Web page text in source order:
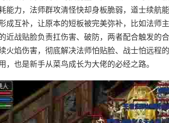
能力，法师群攻清怪快却身板脆弱，道士续航
成互补，让原本的短板被完美弥补，比如法师
近战贴脸负责扛伤害、破防，两者配合触发的
火焰伤害，彻底解决法师怕贴脸、战士怕远程
，也是新手从菜鸟成长为大佬的必经之路。